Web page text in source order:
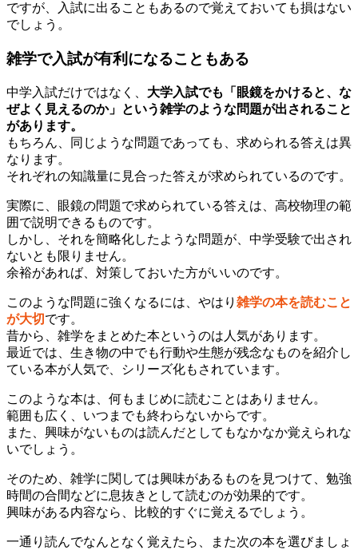
ですが、入試に出ることもあるので覚えておいても損はない
でしょう。
雑学で入試が有利になることもある
中学入試だけではなく、 大学入試でも「眼鏡をかけると、な
ぜよく見えるのか」という雑学のような問題が出されること
があります。
もちろん、同じような問題であっても、求められる答えは異
なります。
それぞれの知識量に見合った答えが求められているのです。
実際に、眼鏡の問題で求められている答えは、高校物理の範
囲で説明できるものです。
しかし、それを簡略化したような問題が、中学受験で出され
ないとも限りません。
余裕があれば、対策しておいた方がいいのです。
このような問題に強くなるには、やはり 雑学の本を読むこと
が大切です。
昔から、雑学をまとめた本というのは人気があります。
最近では、生き物の中でも行動や生態が残念なものを紹介し
ている本が人気で、シリーズ化もされています。
このような本は、何もまじめに読むことはありません。
範囲も広く、いつまでも終わらないからです。
また、興味がないものは読んだとしてもなかなか覚えられな
いでしょう。
そのため、雑学に関しては興味があるものを見つけて、勉強
時間の合間などに息抜きとして読むのが効果的です。
興味がある内容なら、比較的すぐに覚えるでしょう。
一通り読んでなんとなく覚えたら、また次の本を選びましょ